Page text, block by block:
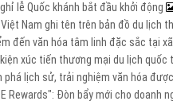
lễ Quốc khánh bắt đầu khởi động
Nam ghi tên trên bản đồ du lịch
đến văn hóa tâm linh đặc sắc tại xã
kiện xúc tiến thương mại du lịch
phá lịch sử, trải nghiệm văn hóa
Rewards": Đòn bẩy mới cho doanh